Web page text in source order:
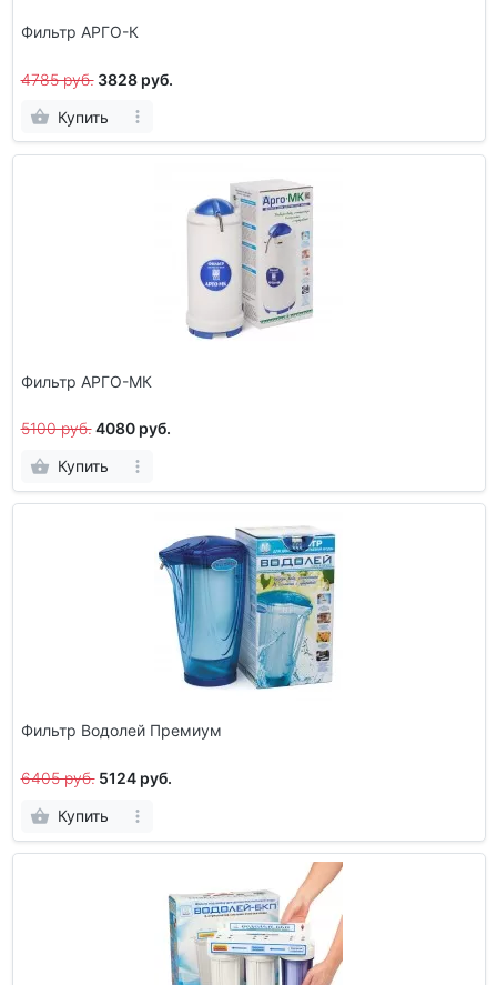
Фильтр АРГО-К
4785 руб. 3828 руб.
Купить
Фильтр АРГО-МК
5100 руб. 4080 руб.
Купить
Фильтр Водолей Премиум
6405 руб. 5124 руб.
Купить